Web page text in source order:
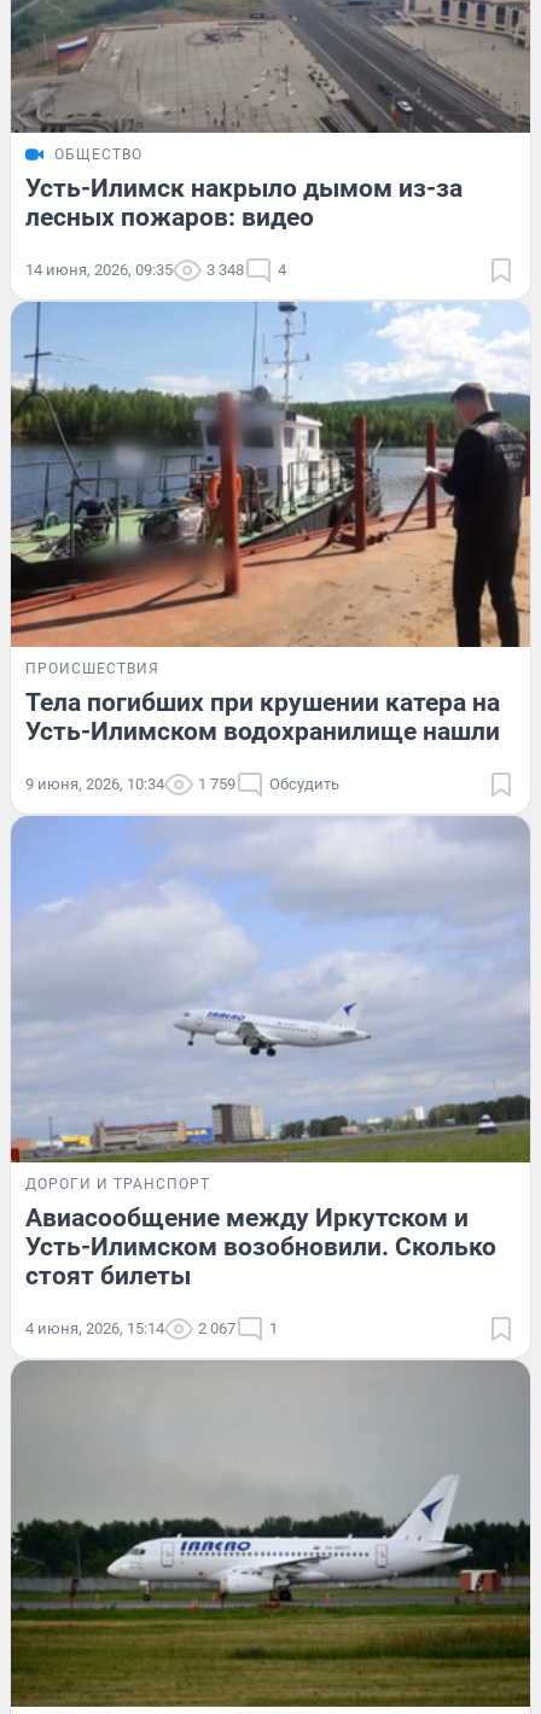
ОБЩЕСТВО
Усть-Илимск накрыло дымом из-за
лесных пожаров: видео
14 июня, 2026, 09:35 3 348 4
ПРОИСШЕСТВИЯ
Тела погибших при крушении катера на
Усть-Илимском водохранилище нашли
9 июня, 2026, 10:34 1 759 Обсудить
ДОРОГИ И ТРАНСПОРТ
Авиасообщение между Иркутском и
Усть-Илимском возобновили. Сколько
стоят билеты
4 июня, 2026, 15:14 2 067 1